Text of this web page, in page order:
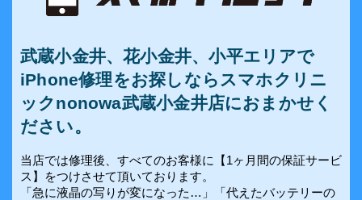
武蔵小金井、花小金井、小平エリアで
iPhone修理をお探しならスマホクリニ
ックnonowa武蔵小金井店におまかせく
ださい。
当店では修理後、すべてのお客様に【1ヶ月間の保証サービ
ス】をつけさせて頂いております。
「急に液晶の写りが変になった…」「代えたバッテリーの